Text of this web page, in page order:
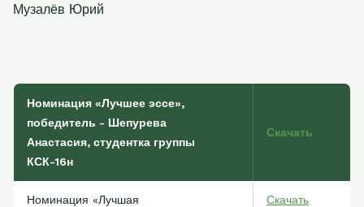
Музалёв Юрий
Номинация «Лучшее эссе»,
победитель - Шепурева
Анастасия, студентка группы
КСК-16н
Скачать
Номинация «Лучшая
Скачать